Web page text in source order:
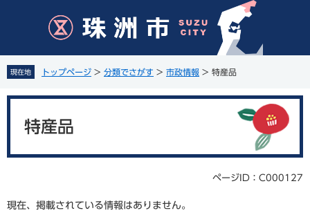
先
頭
で
を
飛
ば
現在地 トップページ > 分類でさがす > 市政情報 > 特産品
特産品
ページID：C000127
現在、掲載されている情報はありません。